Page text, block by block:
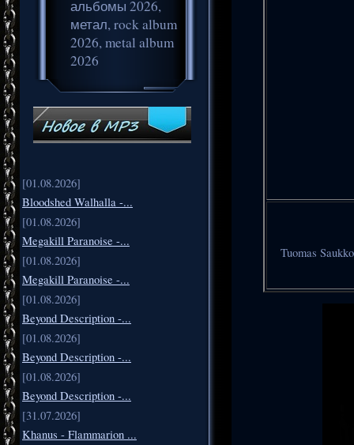
альбомы 2026,
метал, rock album
2026, metal album
2026
[01.08.2026]
Bloodshed Walhalla -...
[01.08.2026]
Megakill Paranoise -...
[01.08.2026]
Megakill Paranoise -...
[01.08.2026]
Beyond Description -...
[01.08.2026]
Beyond Description -...
[01.08.2026]
Beyond Description -...
[31.07.2026]
Khanus - Flammarion ...
Tuomas